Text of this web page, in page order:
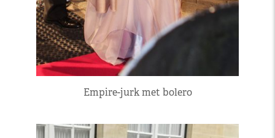
Empire-jurk met bolero